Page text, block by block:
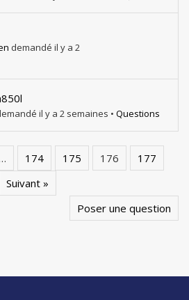
demandé il y a 2
il y a 2 semaines • Questions
174 175 176
177
Suivant »
Poser une question